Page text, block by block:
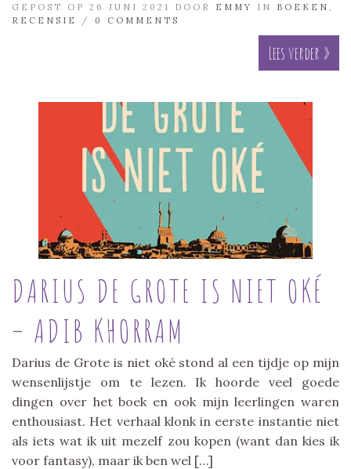
GEPOST OP 26 JUNI 2021 DOOR EMMY IN BOEKEN
RECENSIE
/ 0 COMMENTS
Lees verder »
DARIUS DE GROTE IS NIET OKÉ
– ADIB KHORRAM
Darius de Grote is niet oké stond al een tijdje op mijn
wensenlijstje om te lezen. Ik hoorde veel goede
dingen over het boek en ook mijn leerlingen waren
enthousiast. Het verhaal klonk in eerste instantie niet
als iets wat ik uit mezelf zou kopen (want dan kies ik
voor fantasy), maar ik ben wel […]